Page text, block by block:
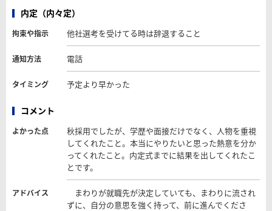
内定（内々定）
拘束や指示 他社選考を受けてる時は辞退すること
通知方法 電話
タイミング 予定より早かった
コメント
よかった点
秋採用でしたが、学歴や面接だけでなく、人物を重視
してくれたこと。本当にやりたいと思った熱意を分か
ってくれたこと。内定式までに結果を出してくれたこ
とです。
アドバイス
まわりが就職先が決定していても、まわりに流され
ずに、自分の意思を強く持って、前に進んでくださ